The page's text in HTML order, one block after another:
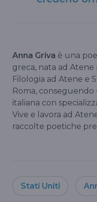
Anna Griva è una
greca, nata ad Atene
Filologia ad Atene e
Roma,
italiana con
Vive e lavora ad
raccolte poetiche
Stati Uniti